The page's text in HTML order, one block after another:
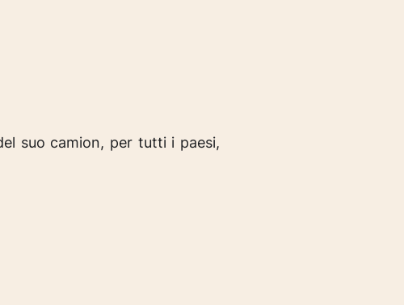
suo camion, per tutti i paesi,